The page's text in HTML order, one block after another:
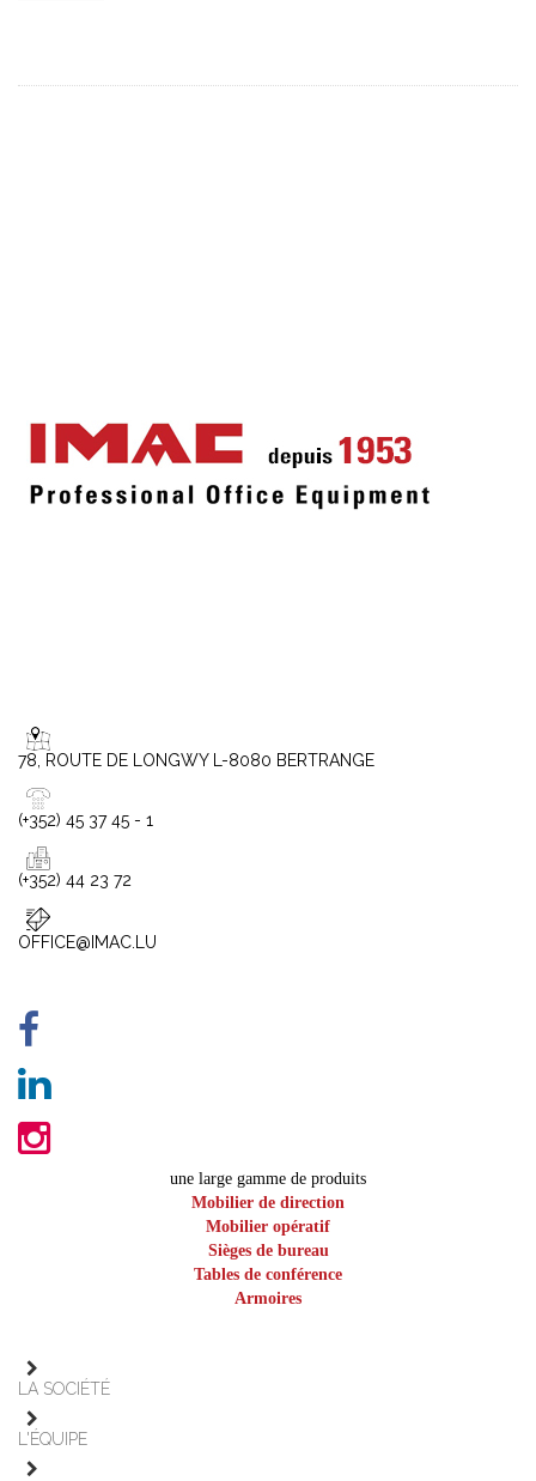
78, ROUTE DE LONGWY L-8080 BERTRANGE
(+352) 45 37 45 - 1
(+352) 44 23 72
OFFICE@IMAC.LU
une large gamme de produits
Mobilier de direction
Mobilier opératif
Sièges de bureau
Tables de conférence
Armoires
LA SOCIÉTÉ
L'ÉQUIPE